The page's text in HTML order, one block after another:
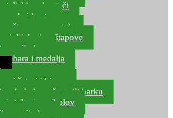
podmetači
i kante
štapove – match
dijelovi za štapove
za ribolov
pehara i medalja
šatori i bivvy
kuhala za šator ili barku
i stolovi za ribolov
za ribolov